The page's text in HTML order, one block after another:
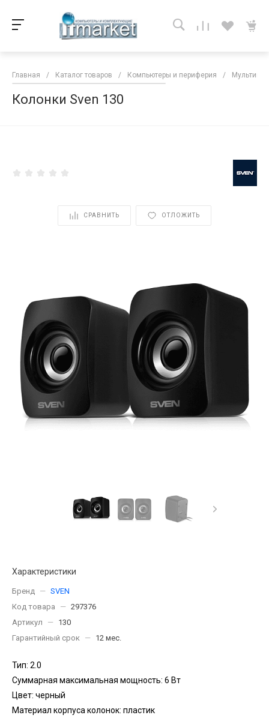
Главная / Каталог товаров / Компьютеры и периферия /
Колонки Sven 130
СРАВНИТЬ ОТЛОЖИТЬ
Характеристики
Бренд — SVEN
Код товара
— 297376
Артикул
— 130
Гарантийный срок
— 12 мес.
Тип: 2.0
Суммарная максимальная мощность: 6 Вт
Цвет: черный
Материал корпуса колонок: пластик